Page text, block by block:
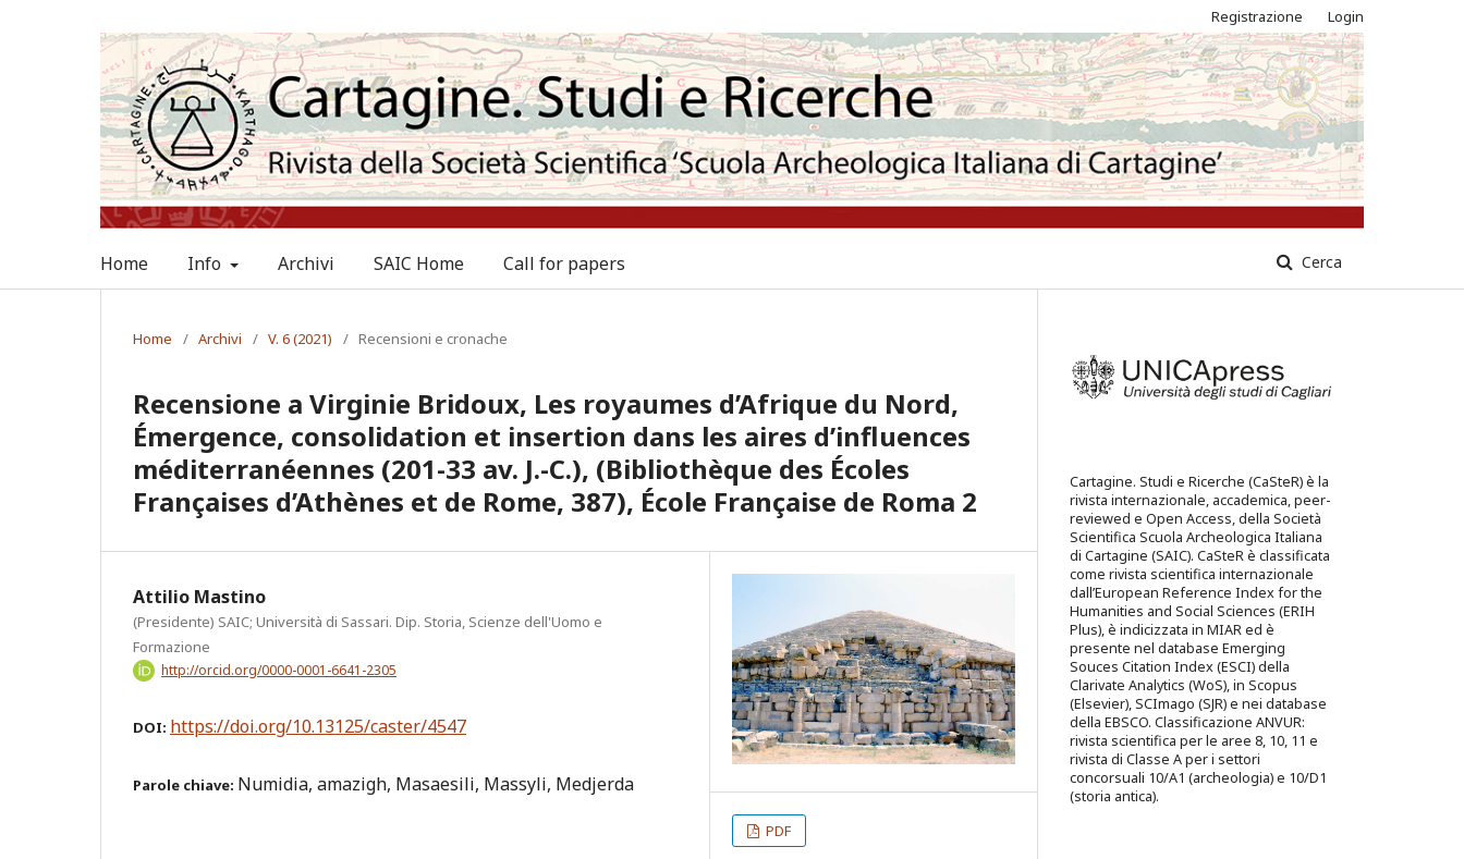
Home Info Archivi SAIC Home Call for papers Cerca
Registrazione Login
Home / Archivi / V. 6 (2021) / Recensioni e cronache
Recensione a Virginie Bridoux, Les royaumes d’Afrique du Nord,
Émergence, consolidation et insertion dans les aires d’influences
méditerranéennes (201-33 av. J.-C.), (Bibliothèque des Écoles
Françaises d’Athènes et de Rome, 387), École Française de Roma 2
Attilio Mastino
(Presidente) SAIC; Università di Sassari. Dip. Storia, Scienze dell'Uomo e
Formazione
http://orcid.org/0000-0001-6641-2305
DOI: https://doi.org/10.13125/caster/4547
Parole chiave: Numidia, amazigh, Masaesili, Massyli, Medjerda
PDF
Cartagine. Studi e Ricerche (CaSteR) è la
rivista internazionale, accademica, peer-
reviewed e Open Access, della Società
Scientifica Scuola Archeologica Italiana
di Cartagine (SAIC). CaSteR è classificata
come rivista scientifica internazionale
dall’European Reference Index for the
Humanities and Social Sciences (ERIH
Plus), è indicizzata in MIAR ed è
presente nel database Emerging
Souces Citation Index (ESCI) della
Clarivate Analytics (WoS), in Scopus
(Elsevier), SCImago (SJR) e nei database
della EBSCO. Classificazione ANVUR:
rivista scientifica per le aree 8, 10, 11 e
rivista di Classe A per i settori
concorsuali 10/A1 (archeologia) e 10/D1
(storia antica).